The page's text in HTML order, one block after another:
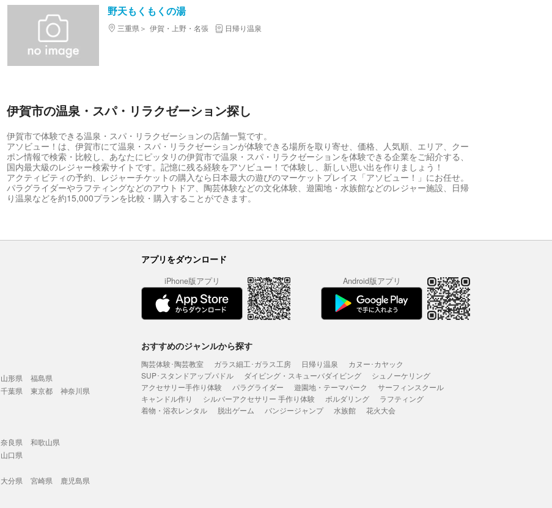
野天もくもくの湯
三重県 伊賀・上野・名張 日帰り温泉
伊賀市の温泉・スパ・リラクゼーション探し
伊賀市で体験できる温泉・スパ・リラクゼーションの店舗一覧です。
アソビュー！は、伊賀市にて温泉・スパ・リラクゼーションが体験できる場所を取り寄せ、価格、人気順、エリア、クー
ポン情報で検索・比較し、あなたにピッタリの伊賀市で温泉・スパ・リラクゼーションを体験できる企業をご紹介する、
国内最大級のレジャー検索サイトです。記憶に残る経験をアソビュー！で体験し、新しい思い出を作りましょう！
アクティビティの予約、レジャーチケットの購入なら日本最大の遊びのマーケットプレイス「アソビュー！」にお任せ。
パラグライダーやラフティングなどのアウトドア、陶芸体験などの文化体験、遊園地・水族館などのレジャー施設、日帰
り温泉などを約15,000プランを比較・購入することができます。
アプリをダウンロード
iPhone版アプリ Android版アプリ
山形県
福島県
千葉県 東京都
神奈川県
奈良県
和歌山県
山口県
大分県 宮崎県
鹿児島県
おすすめのジャンルから探す
陶芸体験･陶芸教室 ガラス細工･ガラス工房 日帰り温泉
カヌー･カヤック
SUP･スタンドアップパドル
ダイビング・スキューバダイビング
シュノーケリング
アクセサリー手作り体験
パラグライダー 遊園地・テーマパーク
サーフィンスクール
キャンドル作り
シルバーアクセサリー 手作り体験 ボルダリング
ラフティング
着物・浴衣レンタル
脱出ゲーム バンジージャンプ 水族館 花火大会